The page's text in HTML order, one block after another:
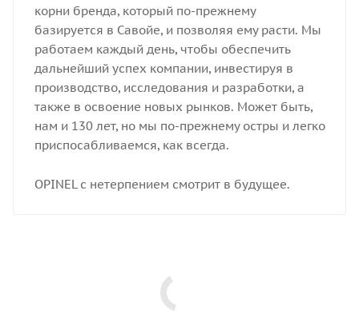
корни бренда, который по-прежнему
базируется в Савойе, и позволяя ему расти. Мы
работаем каждый день, чтобы обеспечить
дальнейший успех компании, инвестируя в
производство, исследования и разработки, а
также в освоение новых рынков. Может быть,
нам и 130 лет, но мы по-прежнему остры и легко
приспосабливаемся, как всегда.
OPINEL с нетерпением смотрит в будущее.